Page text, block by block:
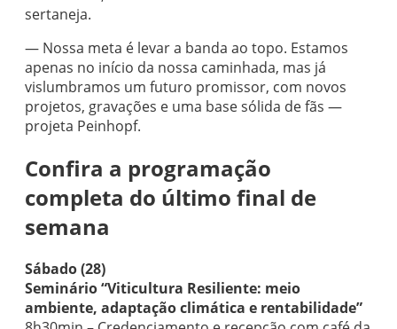
sertaneja.
— Nossa meta é levar a banda ao topo. Estamos
apenas no início da nossa caminhada, mas já
vislumbramos um futuro promissor, com novos
projetos, gravações e uma base sólida de fãs —
projeta Peinhopf.
Confira a programação
completa do último final de
semana
Sábado (28)
Seminário “Viticultura Resiliente: meio
ambiente, adaptação climática e rentabilidade”